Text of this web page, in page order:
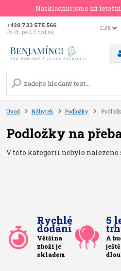
Naskladnili jsme hit
CZK
+420 733 575 566
Po-čt, po 13 hodině
Úvod Nábytek Podložky
Podložky na
V této kategorii nebylo nalezeno
Rychlé
dodání
Většina
zboží je
skladem
5
A
ještě